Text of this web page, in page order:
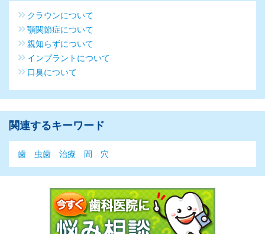
クラウンについて
顎関節症について
親知らずについて
インプラントについて
口臭について
関連するキーワード
歯 虫歯 治療 間 穴